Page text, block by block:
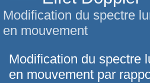
Modification du spectre
en mouvement
Modification du spectre
en mouvement par